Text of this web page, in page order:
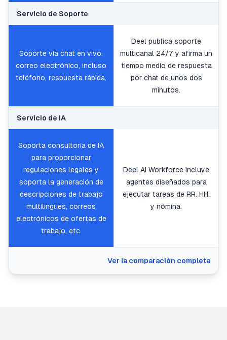
Servicio de Soporte
Soporte vía chat en vivo,
correo electrónico, incluso
teléfono, respuesta rápida.
Deel publica soporte
multicanal 24/7 y afirma un
tiempo medio de respuesta
por chat de unos dos
minutos.
Servicio de IA
Soporta consultoría de IA
para proporcionar
regulaciones legales y
soporta la generación de
descripciones de trabajo
multilingües, correos
electrónicos de ofertas de
trabajo, etc.
Deel AI Workforce incluye
agentes diseñados para
ejecutar tareas de RR. HH.
y nómina.
Ver la comparación completa